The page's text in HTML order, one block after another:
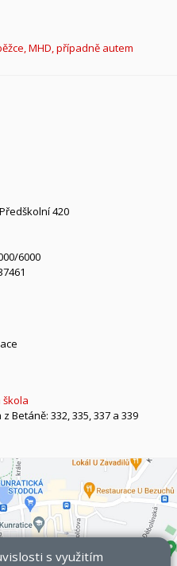
MHD, případně autem
420
6000
škola
Betáně: 332, 335, 337 a 339
s využitím